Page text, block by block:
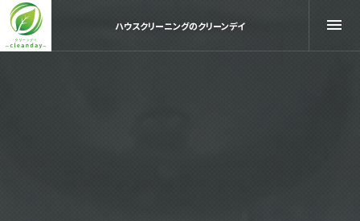
ハウスクリーニングのクリーンデイ